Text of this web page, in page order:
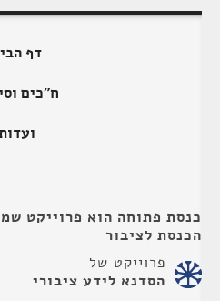
דף
ח"כים
כנסת פתוחה הוא פרוייקט
הכנסת לציבור
פרוייקט של
הסדנא לידע ציבורי